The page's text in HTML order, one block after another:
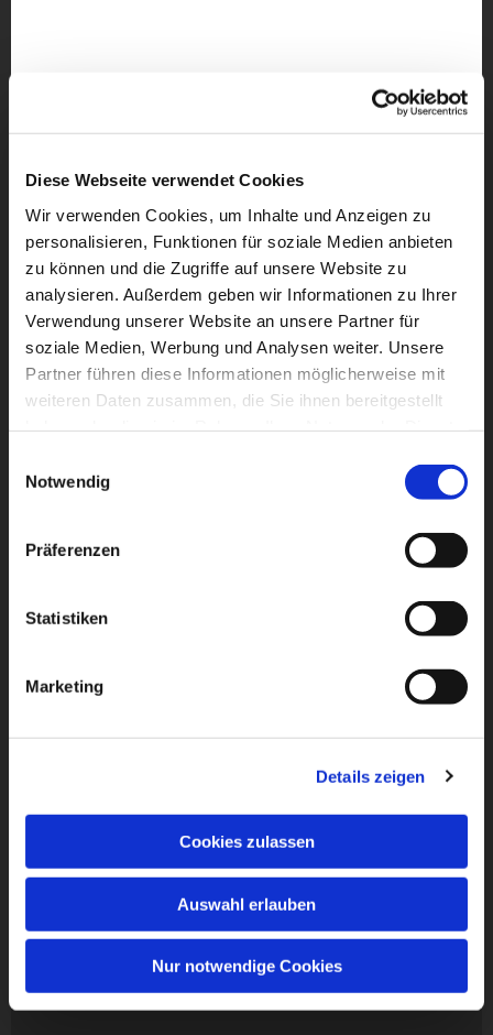
Diese Webseite verwendet Cookies
Wir verwenden Cookies, um Inhalte und Anzeigen zu
personalisieren, Funktionen für soziale Medien anbieten
zu können und die Zugriffe auf unsere Website zu
analysieren. Außerdem geben wir Informationen zu Ihrer
Verwendung unserer Website an unsere Partner für
soziale Medien, Werbung und Analysen weiter. Unsere
Partner führen diese Informationen möglicherweise mit
weiteren Daten zusammen, die Sie ihnen bereitgestellt
Notwendig
Präferenzen
Statistiken
Marketing
Details zeigen
Cookies zulassen
Auswahl erlauben
Nur notwendige Cookies
Dies könnte Sie auch